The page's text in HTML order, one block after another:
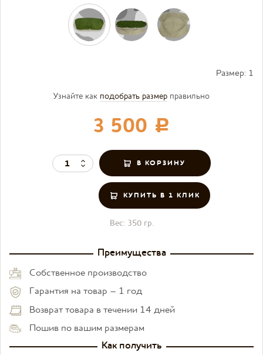
Узнайте как подобрать размер правильно
3 500 c
КУПИТЬ В 1 КЛИК
Размер: 1
Вес: 350 гр.
Преимущества
Собственное производство
Гарантия на товар – 1 год
Возврат товара в течении 14 дней
Пошив по вашим размерам
Как получить